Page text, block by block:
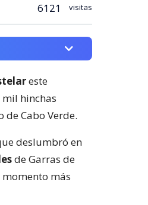
6121 visitas
este
mil hinchas
Cabo Verde.
deslumbró en
de Garras de
momento más